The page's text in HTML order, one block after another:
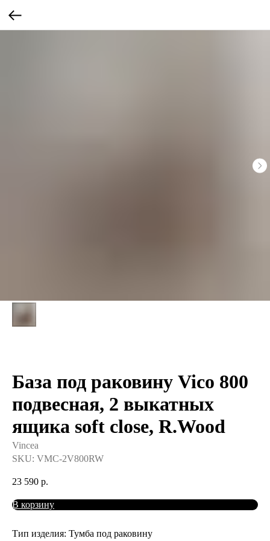
База под раковину Vico 800
подвесная, 2 выкатных
ящика soft close, R.Wood
Vincea
SKU: VMC-2V800RW
23 590 р.
В корзину
Тип изделия: Тумба под раковину